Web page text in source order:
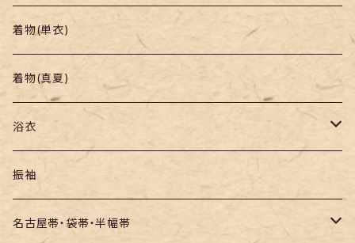
帯
羽織り・道行
小紋
色無地・江戸小紋
紬
訪問着・付下
お召し
着物(単衣)
着物(真夏)
浴衣
セオα・ポリ
木綿・綿麻
振袖
名古屋帯・袋帯・半幅帯